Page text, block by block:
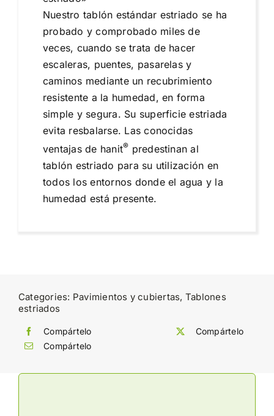
Nuestro tablón estándar estriado se ha
probado y comprobado miles de
veces, cuando se trata de hacer
escaleras, puentes, pasarelas y
caminos mediante un recubrimiento
resistente a la humedad, en forma
simple y segura. Su superficie estriada
evita resbalarse. Las conocidas
ventajas de hanit® predestinan al
tablón estriado para su utilización en
todos los entornos donde el agua y la
humedad está presente.
Categories: Pavimientos y cubiertas, Tablones
estriados
Compártelo
Compártelo
Compártelo